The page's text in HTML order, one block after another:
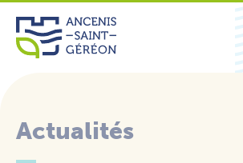
Aller
contenu
Actualités
Panneau de gestion des cookies